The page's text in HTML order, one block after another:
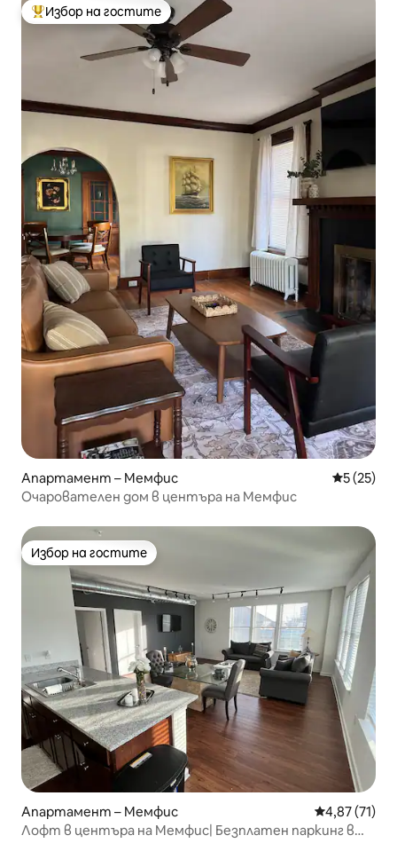
Най-популярен избор на гостите
Избор на гостите
Апартамент – Мемфис Средна
5 (25)
Очарователен дом в центъра на Мемфис
Избор на гостите
Избор на гостите
Апартамент – Мемфис Средна
4,87 (71)
Лофт в центъра на Мемфис| Безплатен паркинг в